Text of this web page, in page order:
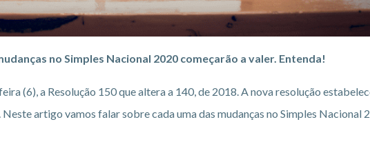
no Simples Nacional 2020 começarão a valer. Entenda!
(6), a Resolução 150 que altera a 140, de 2018. A nova resolução
artigo vamos falar sobre cada uma das mudanças no Simples Nacional